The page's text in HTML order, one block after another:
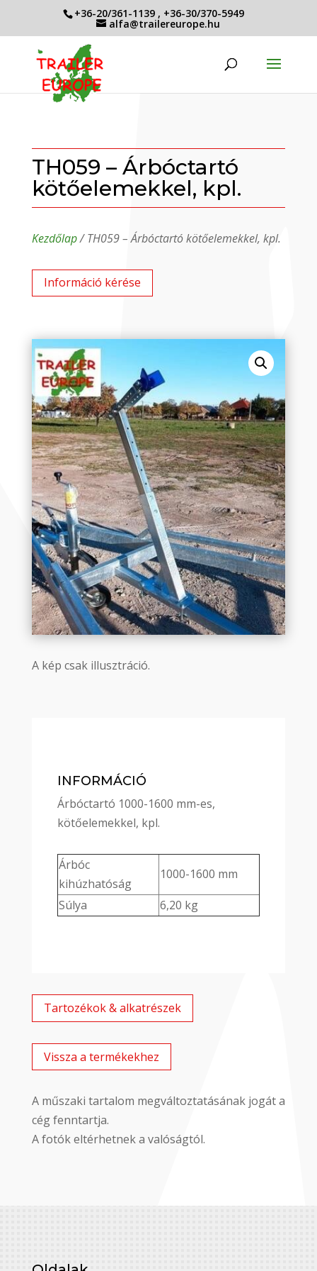
+36-20/361-1139 , +36-30/370-5949
alfa@trailereurope.hu
TH059 – Árbóctartó
kötőelemekkel, kpl.
Kezdőlap/ TH059 – Árbóctartó kötőelemekkel, kpl.
Információ kérése
A kép csak illusztráció.
INFORMÁCIÓ
Árbóctartó 1000-1600 mm-es,
kötőelemekkel, kpl.
Árbóc
kihúzhatóság
1000-1600 mm
Súlya
6,20 kg
Tartozékok & alkatrészek
Vissza a termékekhez
A műszaki tartalom megváltoztatásának jogát a
cég fenntartja.
A fotók eltérhetnek a valóságtól.